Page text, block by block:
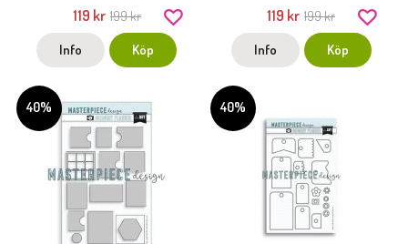
119 kr 199 kr
Info Köp
119 kr 199 kr
Info Köp
40% 40%